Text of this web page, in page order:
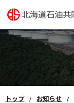
トップ お知らせ